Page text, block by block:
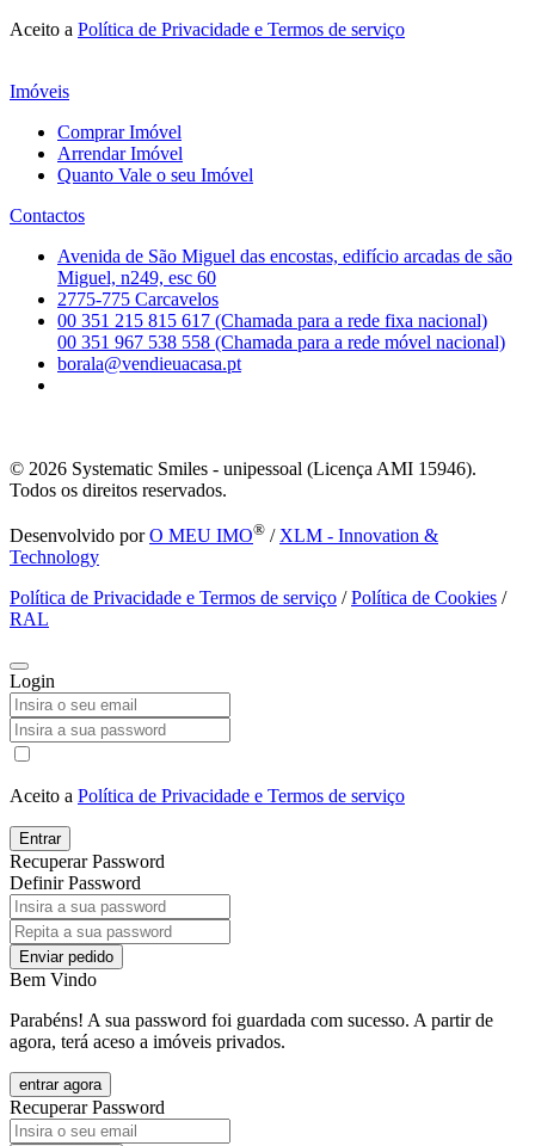
Aceito a Política de Privacidade e Termos de serviço
Imóveis
Comprar Imóvel
Arrendar Imóvel
Quanto Vale o seu Imóvel
Contactos
Avenida de São Miguel das encostas, edifício arcadas de são
Miguel, n249, esc 60
2775-775 Carcavelos
00 351 215 815 617 (Chamada para a rede fixa nacional)
00 351 967 538 558 (Chamada para a rede móvel nacional)
borala@vendieuacasa.pt
© 2026 Systematic Smiles - unipessoal (Licença AMI 15946).
Todos os direitos reservados.
Desenvolvido porO MEU IMO® / XLM - Innovation &
Technology
Política de Privacidade e Termos de serviço /Política de Cookies /
RAL
Login
Aceito a Política de Privacidade e Termos de serviço
Entrar
Recuperar Password
Definir Password
Enviar pedido
Bem Vindo
Parabéns! A sua password foi guardada com sucesso. A partir de
agora, terá aceso a imóveis privados.
entrar agora
Recuperar Password